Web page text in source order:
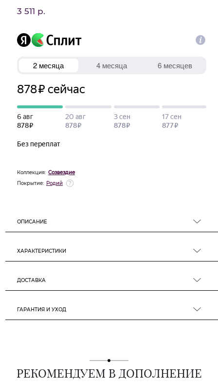
3 511 р.
Коллекция: Созвездие
Покрытие: Родий
ОПИСАНИЕ
ХАРАКТЕРИСТИКИ
ДОСТАВКА
ГАРАНТИЯ И УХОД
РЕКОМЕНДУЕМ В ДОПОЛНЕНИЕ